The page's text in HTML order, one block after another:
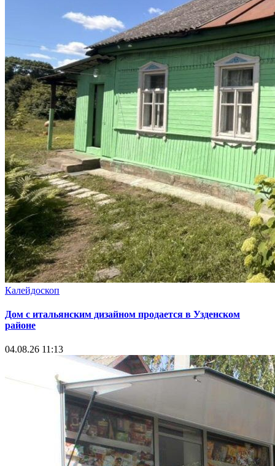
Калейдоскоп
Дом с итальянским дизайном продается в Узденском
районе
04.08.26 11:13